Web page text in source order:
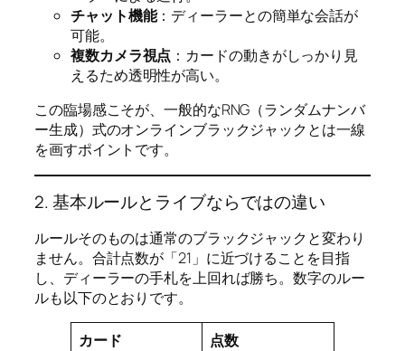
チャット機能：ディーラーとの簡単な会話が
可能。
複数カメラ視点 ：カードの動きがしっかり見
えるため透明性が高い。
この臨場感こそが、一般的なRNG（ランダムナンバ
ー生成）式のオンラインブラックジャックとは一線
を画すポイントです。
2. 基本ルールとライブならではの違い
ルールそのものは通常のブラックジャックと変わり
ません。合計点数が「21」に近づけることを目指
し、ディーラーの手札を上回れば勝ち。数字のルー
ルも以下のとおりです。
カード 点数